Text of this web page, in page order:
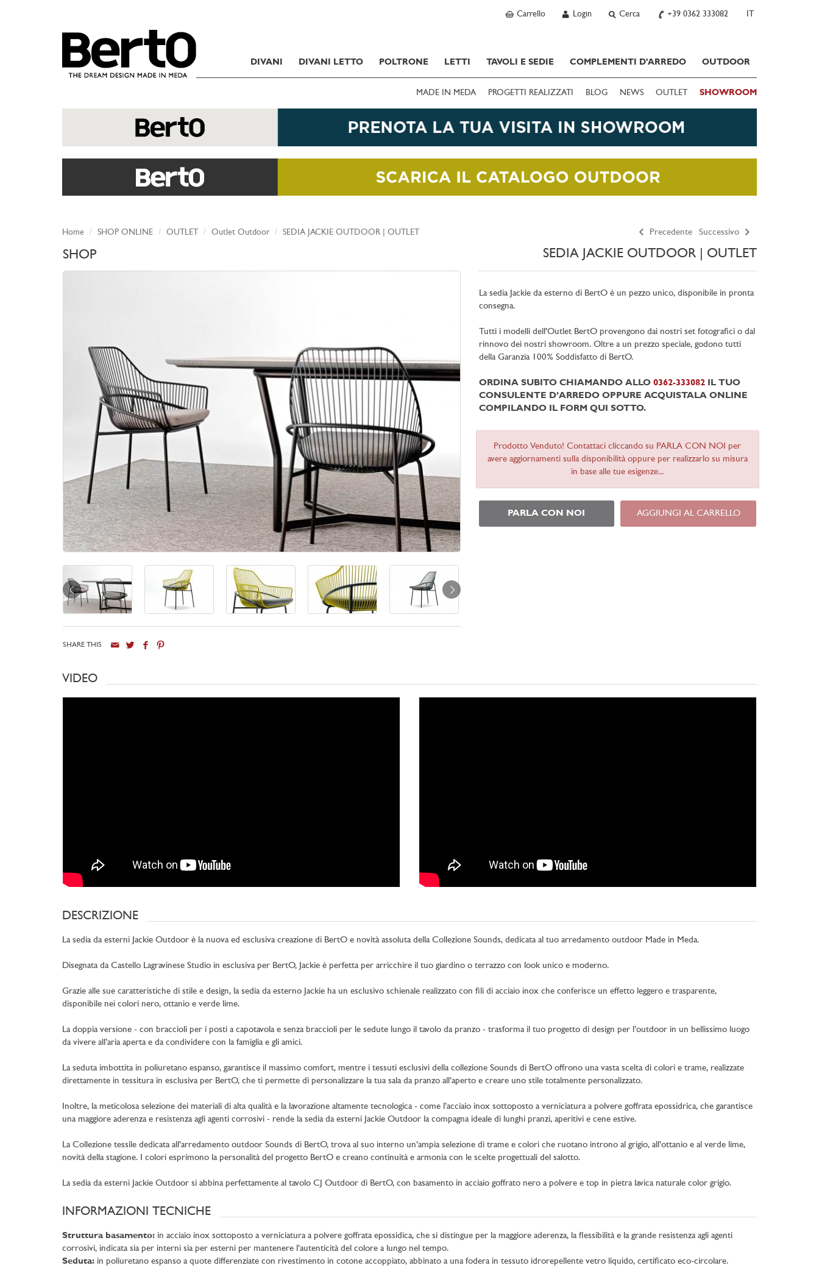
Carrello Login Cerca +39 0362 333082 IT
DIVANI DIVANI LETTO POLTRONE LETTI TAVOLI E SEDIE COMPLEMENTI D'ARREDO OUTDOOR
MADE IN MEDA PROGETTI REALIZZATI BLOG NEWS OUTLET SHOWROOM
Precedente Successivo
Home SHOP ONLINE OUTLET Outlet Outdoor SEDIA JACKIE OUTDOOR | OUTLET
SEDIA JACKIE OUTDOOR | OUTLET
SHOP
SHARE THIS
La sedia Jackie da esterno di BertO è un pezzo unico, disponibile in pronta
consegna.
Tutti i modelli dell'Outlet BertO provengono dai nostri set fotografici o dal
rinnovo dei nostri showroom. Oltre a un prezzo speciale, godono tutti
della Garanzia 100% Soddisfatto di BertO.
ORDINA SUBITO CHIAMANDO ALLO0362-333082IL TUO
CONSULENTE D’ARREDO OPPURE ACQUISTALA ONLINE
COMPILANDO IL FORM QUI SOTTO.
Prodotto Venduto! Contattaci cliccando su PARLA CON NOI per
avere aggiornamenti sulla disponibilità oppure per realizzarlo su misura
in base alle tue esigenze...
PARLA CON NOI AGGIUNGI AL CARRELLO
VIDEO
DESCRIZIONE
La sedia da esterni Jackie Outdoor è la nuova ed esclusiva creazione di BertO e novità assoluta della Collezione Sounds, dedicata al tuo arredamento outdoor Made in Meda.
Disegnata da Castello Lagravinese Studio in esclusiva per BertO, Jackie è perfetta per arricchire il tuo giardino o terrazzo con look unico e moderno.
Grazie alle sue caratteristiche di stile e design, la sedia da esterno Jackie ha un esclusivo schienale realizzato con fili di acciaio inox che conferisce un effetto leggero e trasparente,
disponibile nei colori nero, ottanio e verde lime.
La doppia versione - con braccioli per i posti a capotavola e senza braccioli per le sedute lungo il tavolo da pranzo - trasforma il tuo progetto di design per l’outdoor in un bellissimo luogo
da vivere all’aria aperta e da condividere con la famiglia e gli amici.
La seduta imbottita in poliuretano espanso, garantisce il massimo comfort, mentre i tessuti esclusivi della collezione Sounds di BertO offrono una vasta scelta di colori e trame, realizzate
direttamente in tessitura in esclusiva per BertO, che ti permette di personalizzare la tua sala da pranzo all’aperto e creare uno stile totalmente personalizzato.
Inoltre, la meticolosa selezione dei materiali di alta qualità e la lavorazione altamente tecnologica - come l’acciaio inox sottoposto a verniciatura a polvere goffrata epossidrica, che garantisce
una maggiore aderenza e resistenza agli agenti corrosivi - rende la sedia da esterni Jackie Outdoor la compagna ideale di lunghi pranzi, aperitivi e cene estive.
La Collezione tessile dedicata all’arredamento outdoor Sounds di BertO, trova al suo interno un’ampia selezione di trame e colori che ruotano introno al grigio, all’ottanio e al verde lime,
novità della stagione. I colori esprimono la personalità del progetto BertO e creano continuità e armonia con le scelte progettuali del salotto.
La sedia da esterni Jackie Outdoor si abbina perfettamente al tavolo CJ Outdoor di BertO, con basamento in acciaio goffrato nero a polvere e top in pietra lavica naturale color grigio.
INFORMAZIONI TECNICHE
Struttura basamento: in acciaio inox sottoposto a verniciatura a polvere goffrata epossidica, che si distingue per la maggiore aderenza, la flessibilità e la grande resistenza agli agenti
corrosivi, indicata sia per interni sia per esterni per mantenere l’autenticità del colore a lungo nel tempo.
Seduta: in poliuretano espanso a quote differenziate con rivestimento in cotone accoppiato, abbinato a una fodera in tessuto idrorepellente vetro liquido, certificato eco-circolare.